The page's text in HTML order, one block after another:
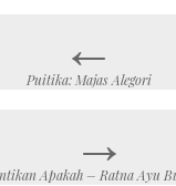
←
Puitika: Majas Alegori
→
Apakah – Ratna Ayu